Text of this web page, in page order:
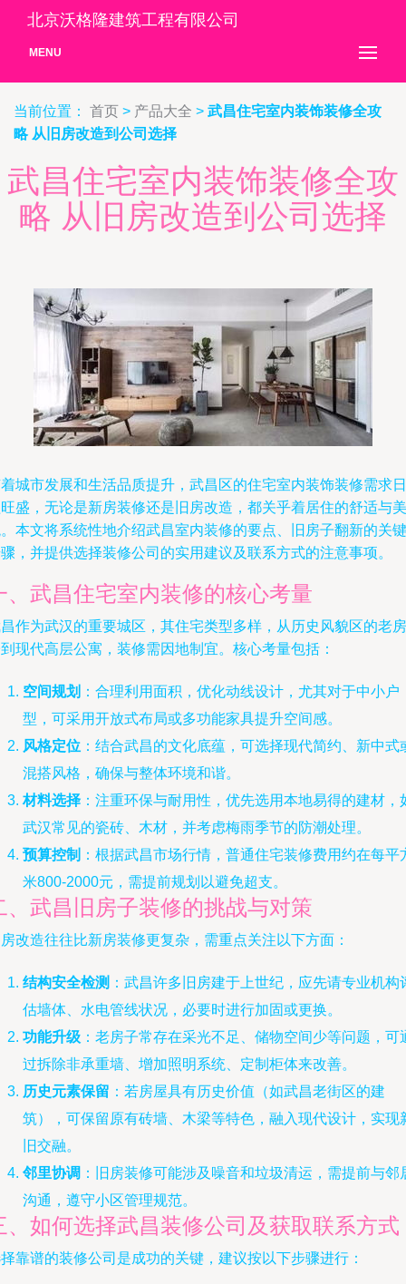
北京沃格隆建筑工程有限公司
MENU
当前位置： 首页 > 产品大全 > 武昌住宅室内装饰装修全攻
略 从旧房改造到公司选择
武昌住宅室内装饰装修全攻
略 从旧房改造到公司选择
城市发展和生活品质提升，武昌区的住宅室内装饰装修需求日
盛，无论是新房装修还是旧房改造，都关乎着居住的舒适与美
本文将系统性地介绍武昌室内装修的要点、旧房子翻新的关键
，并提供选择装修公司的实用建议及联系方式的注意事项。
、武昌住宅室内装修的核心考量
作为武汉的重要城区，其住宅类型多样，从历史风貌区的老房
现代高层公寓，装修需因地制宜。核心考量包括：
空间规划 ：合理利用面积，优化动线设计，尤其对于中小户
型，可采用开放式布局或多功能家具提升空间感。
风格定位 ：结合武昌的文化底蕴，可选择现代简约、新中式
混搭风格，确保与整体环境和谐。
材料选择 ：注重环保与耐用性，优先选用本地易得的建材，
武汉常见的瓷砖、木材，并考虑梅雨季节的防潮处理。
预算控制 ：根据武昌市场行情，普通住宅装修费用约在每平
米800-2000元，需提前规划以避免超支。
、武昌旧房子装修的挑战与对策
改造往往比新房装修更复杂，需重点关注以下方面：
结构安全检测 ：武昌许多旧房建于上世纪，应先请专业机构
估墙体、水电管线状况，必要时进行加固或更换。
功能升级 ：老房子常存在采光不足、储物空间少等问题，可
过拆除非承重墙、增加照明系统、定制柜体来改善。
历史元素保留 ：若房屋具有历史价值（如武昌老街区的建
筑），可保留原有砖墙、木梁等特色，融入现代设计，实现
旧交融。
邻里协调 ：旧房装修可能涉及噪音和垃圾清运，需提前与邻
沟通，遵守小区管理规范。
、如何选择武昌装修公司及获取联系方式
靠谱的装修公司是成功的关键，建议按以下步骤进行：